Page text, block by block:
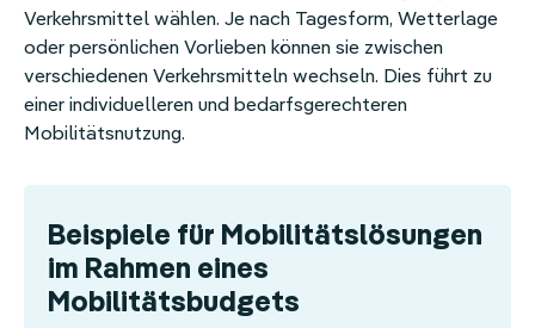
Verkehrsmittel wählen. Je nach Tagesform, Wetterlage
oder persönlichen Vorlieben können sie zwischen
verschiedenen Verkehrsmitteln wechseln. Dies führt zu
einer individuelleren und bedarfsgerechteren
Mobilitätsnutzung.
Beispiele für Mobilitätslösungen
im Rahmen eines
Mobilitätsbudgets